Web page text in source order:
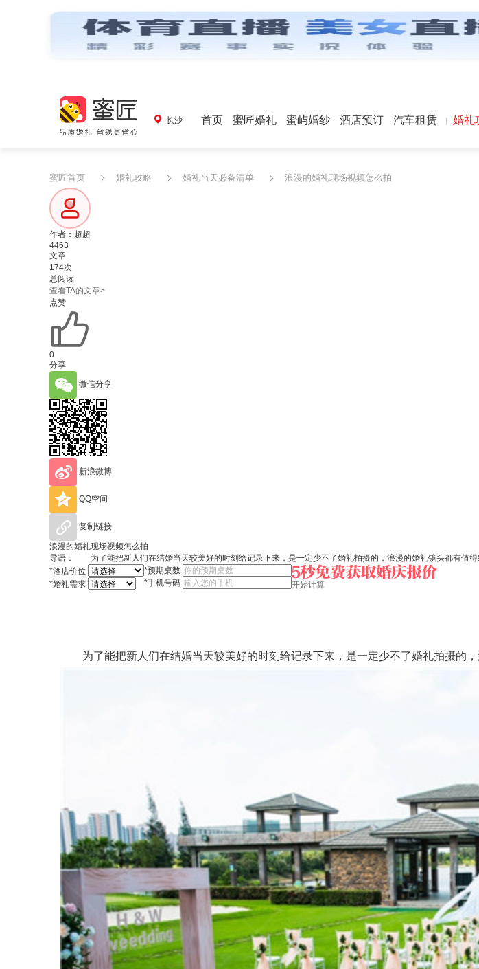
长沙 首页 蜜匠婚礼 蜜屿婚纱 酒店预订 汽车租赁 婚礼
蜜匠首页 婚礼攻略 婚礼当天必备清单 浪漫的婚礼现场视频怎么拍
作者：超超
4463
文章
174次
总阅读
查看TA的文章>
点赞
0
分享
微信分享
新浪微博
QQ空间
复制链接
浪漫的婚礼现场视频怎么拍
导语： 为了能把新人们在结婚当天较美好的时刻给记录下来，是一定少不了婚礼拍摄的，浪漫的婚礼镜头都有值
*酒店价位
*婚礼需求
*预期桌数
*手机号码
开始计算
为了能把新人们在结婚当天较美好的时刻给记录下来，是一定少不了婚礼拍摄的